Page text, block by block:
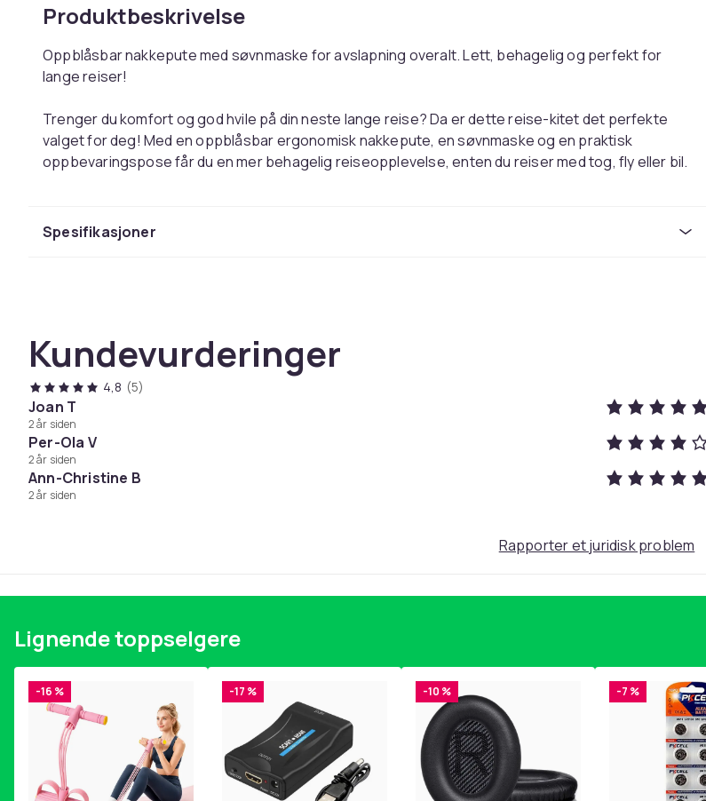
Produktbeskrivelse
Oppblåsbar nakkepute med søvnmaske for avslapning overalt. Lett, behagelig og perfekt for
lange reiser!
Trenger du komfort og god hvile på din neste lange reise? Da er dette reise-kitet det perfekte
valget for deg! Med en oppblåsbar ergonomisk nakkepute, en søvnmaske og en praktisk
oppbevaringspose får du en mer behagelig reiseopplevelse, enten du reiser med tog, fly eller bil.
opp minimal plass i kofferten din. Justerbar lufttrykk gjør at den kan tilpasses din nakke, og gir deg
den avslapningen du trenger på lange reiser. Glem stive nakker og søvnløse timer - med denne
Perfekt for reise, camping, hjemme eller på kontoret
Materiale: polyester, fløyel, PVC
Putestørrelse: 31 x 31 x 14 cm
Vaskbar: ja
Farge: velg mellom svart, rosa og grå
Inkludert: 1 nakkepute, 1 øyemaske, 1 oppbevaringspose
MERK! For best passform bør den blåses opp med ca. 70-80% luft.
db027932-0aa7-4228-9a87-68a68c595e87
Produktsikkerhetsinformasjon
Spesifikasjoner
Kundevurderinger
4,8 (5)
Joan T
2 år siden
Per-Ola V
2 år siden
Ann-Christine B
2 år siden
Rapporter et juridisk problem
Lignende toppselgere
-16 % -17 % -10 % -7 %